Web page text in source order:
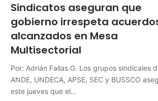
Sindicatos aseguran que
gobierno irrespeta
alcanzados en Mesa
Multisectorial
Por: Adrián Fallas G. Los grupos sindicales
ANDE, UNDECA, APSE, SEC y BUSSCO
este jueves que el…